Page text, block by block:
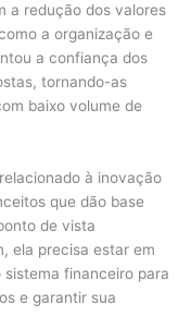
a redução dos valores
a organização e
a confiança dos
tornando-as
baixo volume de
à inovação
que dão base
de vista
ela precisa estar em
financeiro para
e garantir sua